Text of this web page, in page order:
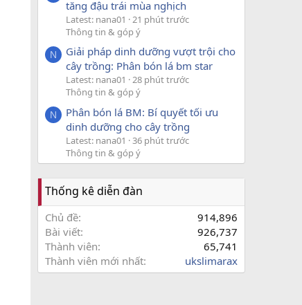
tăng đậu trái mùa nghịch
Latest: nana01
21 phút trước
Thông tin & góp ý
N
Giải pháp dinh dưỡng vượt trội cho
cây trồng: Phân bón lá bm star
Latest: nana01
28 phút trước
Thông tin & góp ý
N
Phân bón lá BM: Bí quyết tối ưu
dinh dưỡng cho cây trồng
Latest: nana01
36 phút trước
Thông tin & góp ý
Thống kê diễn đàn
Chủ đề
914,896
Bài viết
926,737
Thành viên
65,741
Thành viên mới nhất
ukslimarax